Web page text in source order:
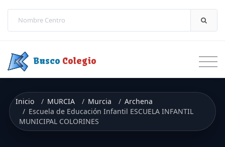
Busco Colegio
Inicio MURCIA Murcia
Archena
Escuela de Educación Infantil ESCUELA INFANTIL
MUNICIPAL COLORINES